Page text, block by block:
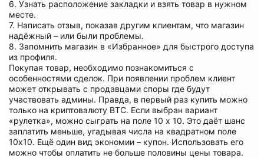
6. Узнать расположение закладки и взять товар в нужном
месте.
7. Написать отзыв, показав другим клиентам, что магазин
надёжный – или были проблемы.
8. Запомнить магазин в «Избранное» для быстрого доступа
из профиля.
Покупая товар, необходимо познакомиться с
особенностями сделок. При появлении проблем клиент
может открывать с продавцами споры где будут
участвовать админы. Правда, в первый раз купить можно
только на криптовалюту BTC. Если выбран вариант
«рулетка», можно сыграть на поле 10 х 10. Это даёт шанс
заплатить меньше, угадывая числа на квадратном поле
10х10. Ещё один вид экономии – купон. Использовать его
можно чтобы оплатить не больше половины цены товара.